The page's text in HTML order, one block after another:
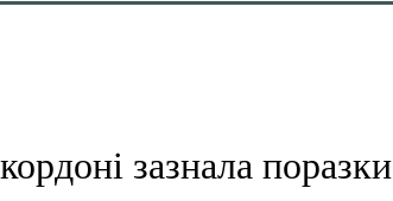
зазнала поразки